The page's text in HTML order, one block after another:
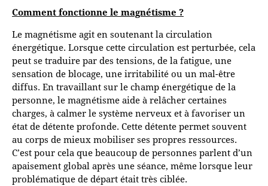
Comment fonctionne le magnétisme ?
Le magnétisme agit en soutenant la circulation
énergétique. Lorsque cette circulation est perturbée, cela
peut se traduire par des tensions, de la fatigue, une
sensation de blocage, une irritabilité ou un mal-être
diffus. En travaillant sur le champ énergétique de la
personne, le magnétisme aide à relâcher certaines
charges, à calmer le système nerveux et à favoriser un
état de détente profonde. Cette détente permet souvent
au corps de mieux mobiliser ses propres ressources.
C’est pour cela que beaucoup de personnes parlent d’un
apaisement global après une séance, même lorsque leur
problématique de départ était très ciblée.